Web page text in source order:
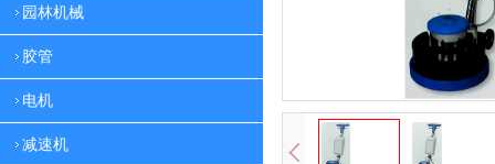
园林机械
胶管
电机
减速机